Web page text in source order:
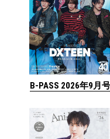
B-PASS 2026年9月号